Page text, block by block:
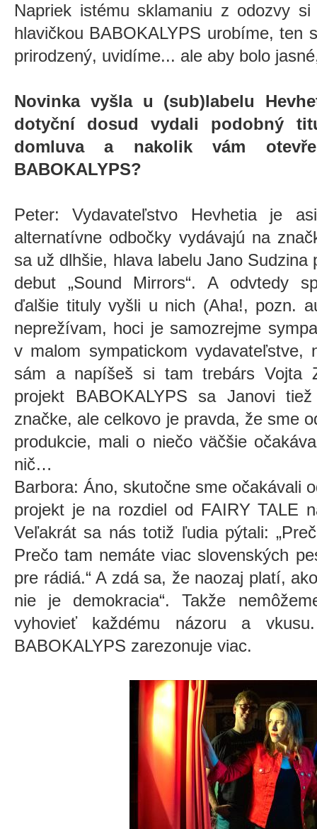
Napriek istému sklamaniu z odozvy
hlavičkou BABOKALYPS urobíme, ten
prirodzený, uvidíme... ale aby bolo
Novinka vyšla u (sub)labelu
dotyční dosud vydali podobný
domluva a nakolik vám
BABOKALYPS?
Peter: Vydavateľstvo Hevhetia je
alternatívne odbočky vydávajú na
sa už dlhšie, hlava labelu Jano
debut „Sound Mirrors“. A odvtedy
ďalšie tituly vyšli u nich (Aha!, pozn.
neprežívam, hoci je samozrejme
v malom sympatickom
sám a napíšeš si tam trebárs Vojta
projekt BABOKALYPS sa Janovi
značke, ale celkovo je pravda, že sme
produkcie, mali o niečo väčšie
nič…
Barbora: Áno, skutočne sme očakávali
projekt je na rozdiel od FAIRY TALE
Veľakrát sa nás totiž ľudia pýtali:
Prečo tam nemáte viac slovenských
pre rádiá.“ A zdá sa, že naozaj platí,
nie je demokracia“. Takže
vyhovieť každému názoru a
BABOKALYPS zarezonuje viac.